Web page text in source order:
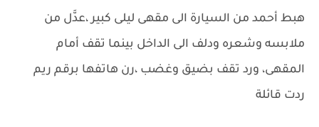
هبط أحمد من السيارة الى مقهى ليلى كبير ،عدَّل من
ملابسه وشعره ودلف الى الداخل بينما تقف أمام
المقهى، ورد تقف بضيق وغضب ،رن هاتفها برقم ريم
ردت قائلة